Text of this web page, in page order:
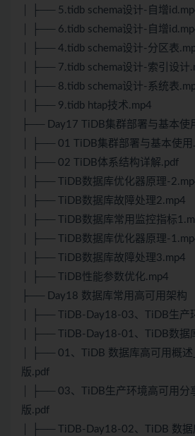
│ ├── 5.tidb schema设计-自增
│ ├── 6.tidb schema设计-自增
│ ├── 4.tidb schema设计-分区表
│ ├── 7.tidb schema设计-索引设计
│ ├── 8.tidb schema设计-系统表
│ ├── 9.tidb htap技术.mp4
├── Day17 TiDB集群部署与基本使
│ ├── 01 TiDB集群部署与基本使用
│ ├── 02 TiDB体系结构详解.pdf
│ ├── TiDB数据库优化器原理-
│ ├── TiDB数据库故障处理2.mp4
│ ├── TiDB数据库常用监控指标
│ ├── TiDB数据库优化器原理-
│ ├── TiDB数据库故障处理3.mp4
│ ├── TiDB性能参数优化.mp4
├── Day18 数据库常用高可用架构
│ ├── TiDB-Day18-03、TiDB生产
│ ├── TiDB-Day18-01、TiDB数据
│ ├── 01、TiDB 数据库高可用概
版.pdf
│ ├── 03、TiDB生产环境高可用分
版.pdf
│ ├── TiDB-Day18-02、TiDB 数据